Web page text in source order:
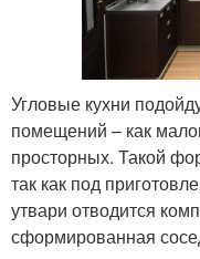
Угловые кухни
помещений – как
просторных. Такой
так как под
утвари отводится
сформированная